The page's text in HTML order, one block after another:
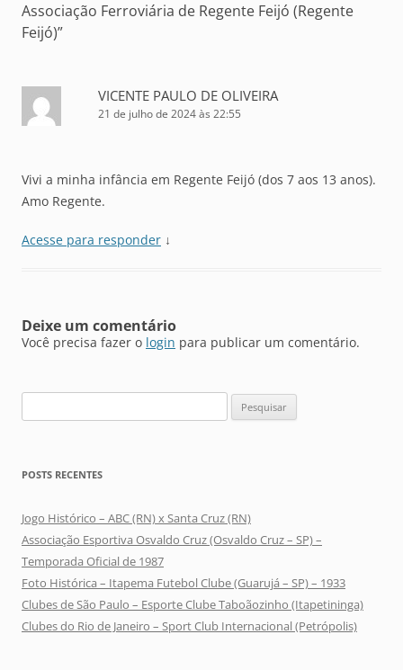
Associação Ferroviária de Regente Feijó (Regente
Feijó)”
VICENTE PAULO DE OLIVEIRA
21 de julho de 2024 às 22:55
Vivi a minha infância em Regente Feijó (dos 7 aos 13 anos).
Amo Regente.
Acesse para responder ↓
Deixe um comentário
Você precisa fazer o login para publicar um comentário.
por:
POSTS RECENTES
Jogo Histórico – ABC (RN) x Santa Cruz (RN)
Associação Esportiva Osvaldo Cruz (Osvaldo Cruz – SP) –
Temporada Oficial de 1987
Foto Histórica – Itapema Futebol Clube (Guarujá – SP) – 1933
Clubes de São Paulo – Esporte Clube Taboãozinho (Itapetininga)
Clubes do Rio de Janeiro – Sport Club Internacional (Petrópolis)